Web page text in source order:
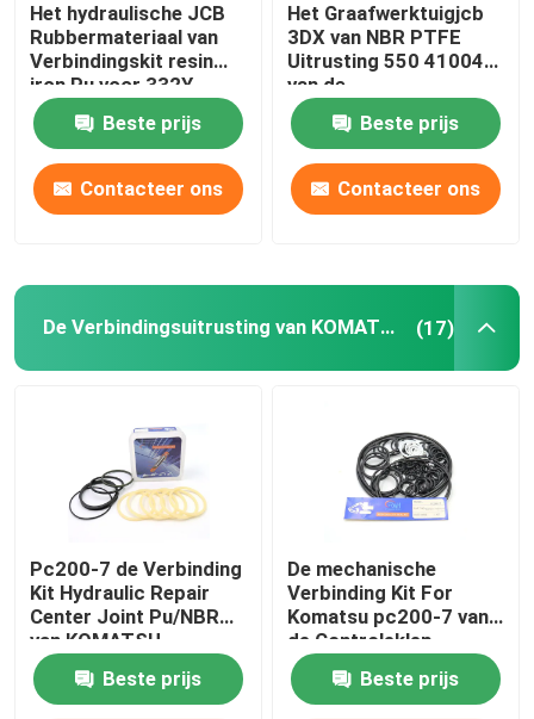
De hydraulische uitrusting van de brekerverbinding
Graafwerktuig Seal Kit
jcb verbindingsuitrusting
De Verbindingsuitrusting van KOMATSU
Hydraulische Olieverbinding
Hydraulische Stofverbinding
Hydraulische Zuigerverbinding
Hydraulische Bufferring
Het hydraulische JCB
Rubbermateriaal van
Verbindingskit resin
iron Pu voor 332Y-
5599
Beste prijs
Contacteer ons
Het Graafwerktuigjcb
3DX van NBR PTFE
Uitrusting 550 41004
van de
Stabilisatorverbinding
Beste prijs
Contacteer ons
De Verbindingsuitrusting van KOMATSU (17)
Pc200-7 de Verbinding
Kit Hydraulic Repair
Center Joint Pu/NBR
van KOMATSU
Beste prijs
De mechanische
Verbinding Kit For
Komatsu pc200-7 van
de Controleklep
Graafwerktuig
Beste prijs